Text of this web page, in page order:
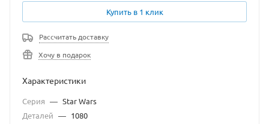
Купить в 1 клик
Рассчитать доставку
Хочу в подарок
Характеристики
Серия — Star Wars
Деталей — 1080